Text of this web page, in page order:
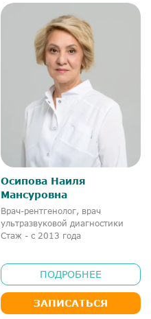
Осипова Наиля
Мансуровна
Врач-рентгенолог, врач
ультразвуковой диагностики
Стаж - с 2013 года
ПОДРОБНЕЕ
ЗАПИСАТЬСЯ